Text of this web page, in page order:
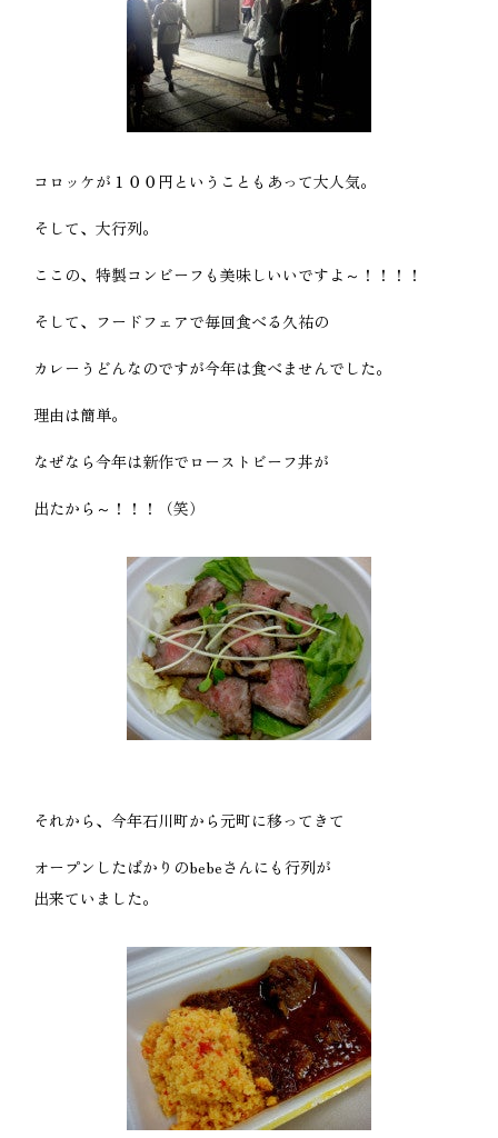
コロッケが１００円ということもあって大人気。
そして、大行列。
ここの、特製コンビーフも美味しいいですよ～！！！！
そして、フードフェアで毎回食べる久祐の
カレーうどんなのですが今年は食べませんでした。
理由は簡単。
なぜなら今年は新作でローストビーフ丼が
出たから～！！！（笑）
それから、今年石川町から元町に移ってきて
オープンしたばかりのbebeさんにも行列が
出来ていました。